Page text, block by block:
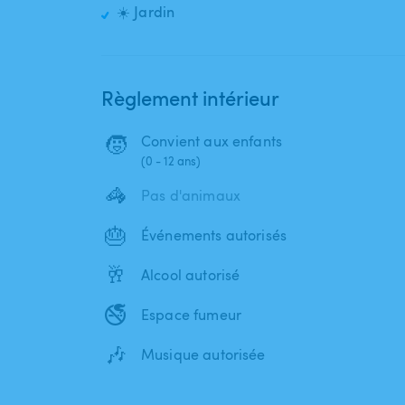
☀️ Jardin
Règlement intérieur
🧒 Convient aux enfants
(0 - 12 ans)
🦓 Pas d'animaux
🎂 Événements autorisés
🥂 Alcool autorisé
🚭 Espace fumeur
🎶 Musique autorisée